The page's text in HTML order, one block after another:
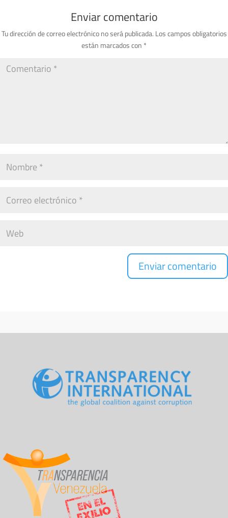
Enviar comentario
Tu dirección de correo electrónico no será publicada. Los campos obligatorios
están marcados con *